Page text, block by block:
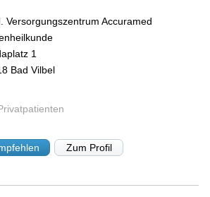
Versorgungszentrum Accuramed
1
Bad Vilbel
Zum Profil